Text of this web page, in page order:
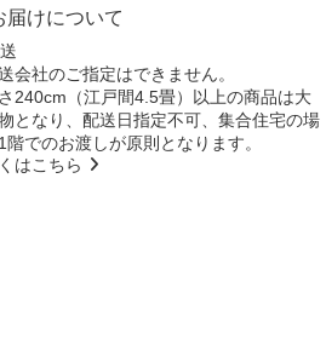
届けについて
会社のご指定はできません。
240cm（江戸間4.5畳）以上の商品は大
となり、配送日指定不可、集合住宅の場
1階でのお渡しが原則となります。
はこちら